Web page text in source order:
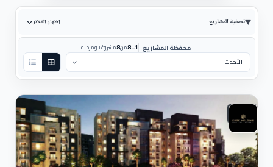
يعتبر كمبوند أويا من أهم المشروعات التي أنشاتها مجموعة إيدج
يحتوي على وحدات متنوعة بين تجارية وإدارية وطبية بمساحات
جنيهًا، والسعر الإجمالي من 7,176,000 جنيه مصري.
تبدأ أنظمة التقسيط بمقدم 10% وتقسيط الباقي على 9 سنوات،
ويبدأ مقدم الحجز في التجاري من 50,000 جنيهًا، وفي الإداري
والطبي من 20,000 جنيهًا، وفي الفندقي من 50,000 جنيهًا،
والتسليم خلال عام 2023، ويتم تسليم الوحدات التجارية على
الطوب الأحمر، وباقي الوحدات تشطيب سوبر لوكس.
تصفية المشاريع إظهار الفلاتر
محفظة المشاريع 1–8 من8مشروعًا ومرحلة
سكني